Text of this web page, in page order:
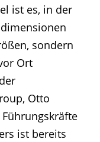
ist es, in der
sondern
Ort
Otto
ist bereits